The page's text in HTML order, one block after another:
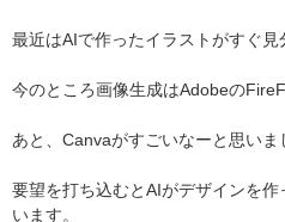
最近はAIで作ったイラストがすぐ見
今のところ画像生成はAdobeの
あと、Canvaがすごいなーと思いま
要望を打ち込むとAIがデザインを
います。